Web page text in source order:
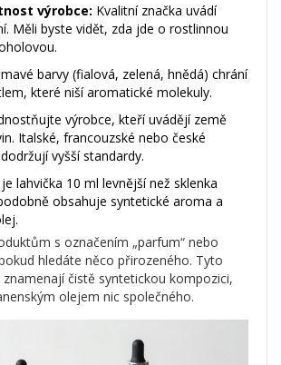
výrobce: Kvalitní značka uvádí
Měli byste vidět, zda jde o rostlinnou
barvy (fialová, zelená, hnědá) chrání
které niší aromatické molekuly.
výrobce, kteří uvádějí země
Italské, francouzské nebo české
vyšší standardy.
lahvička 10 ml levnější než sklenka
obsahuje syntetické aroma a
s označením „parfum“ nebo
hledáte něco přirozeného. Tyto
čistě syntetickou kompozici,
olejem nic společného.